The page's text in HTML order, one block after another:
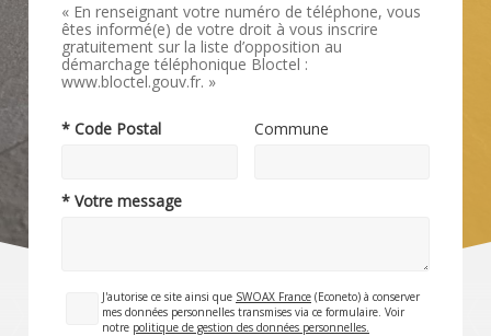
« En renseignant votre numéro de téléphone, vous
êtes informé(e) de votre droit à vous inscrire
gratuitement sur la liste d’opposition au
démarchage téléphonique Bloctel :
www.bloctel.gouv.fr. »
* Code Postal Commune
* Votre message
J'autorise ce site ainsi que SWOAX France (Econeto) à conserver
mes données personnelles transmises via ce formulaire. Voir
notre politique de gestion des données personnelles.